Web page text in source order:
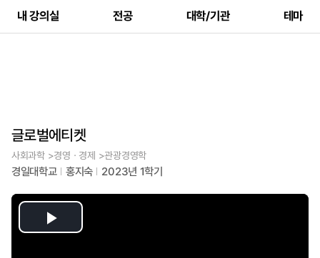
내 강의실 전공 대학/기관 테마
글로벌에티켓
사회과학 >경영ㆍ경제 >관광경영학
경일대학교 홍지숙 2023년 1학기
Play